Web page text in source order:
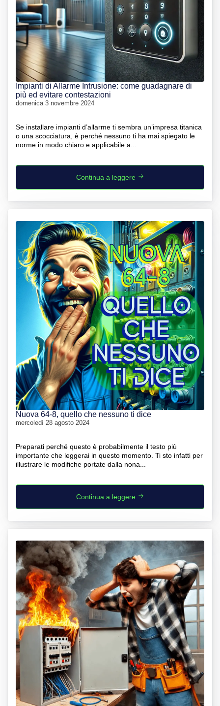
Impianti di Allarme Intrusione: come guadagnare di
più ed evitare contestazioni
domenica 3 novembre 2024
Se installare impianti d’allarme ti sembra un’impresa titanica
o una scocciatura, è perché nessuno ti ha mai spiegato le
norme in modo chiaro e applicabile a...
Continua a leggere
Nuova 64-8, quello che nessuno ti dice
mercoledì 28 agosto 2024
Preparati perché questo è probabilmente il testo più
importante che leggerai in questo momento. Ti sto infatti per
illustrare le modifiche portate dalla nona...
Continua a leggere